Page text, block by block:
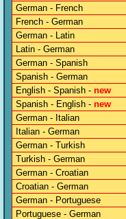
German - French
French - German
German - Latin
Latin - German
German - Spanish
Spanish - German
English - Spanish - new
Spanish - English - new
German - Italian
Italian - German
German - Turkish
Turkish - German
German - Croatian
Croatian - German
German - Portuguese
Portuguese - German